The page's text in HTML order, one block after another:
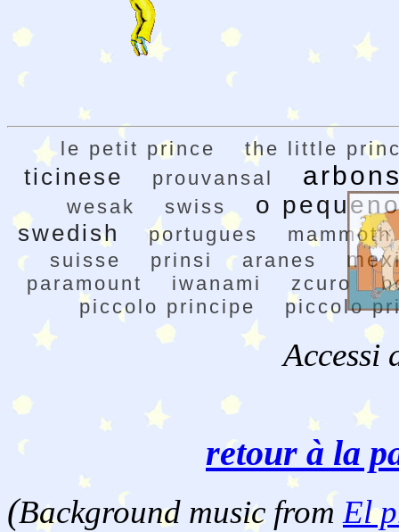
le petit prince the little
ticinese prouvansal
wesak swiss o
swedish portugues
mammoth
suisse
prinsi aranes
paramount iwanami zcuro
piccolo principe
piccolo
Accessi
retour à la
(Background music from El